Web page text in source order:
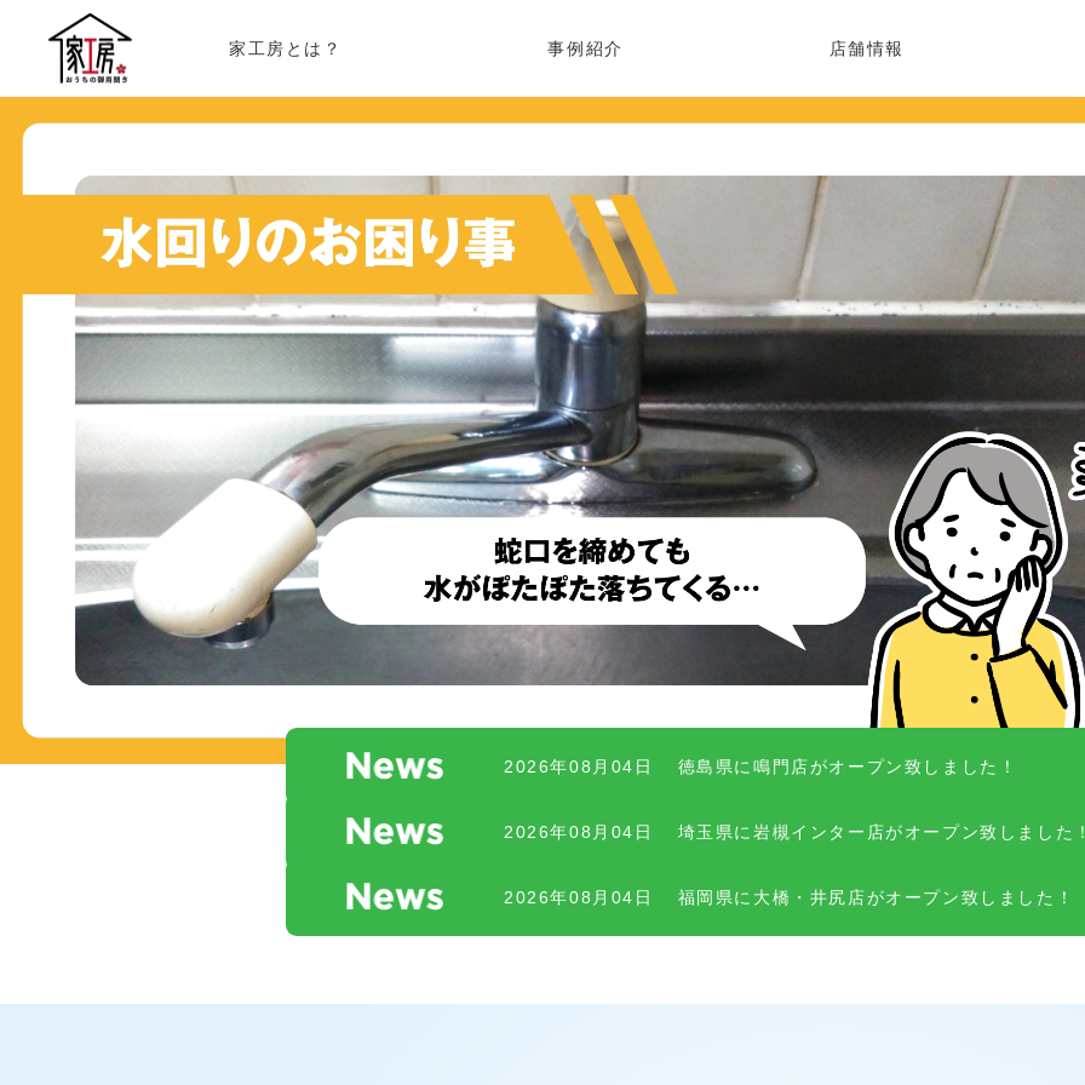
家工房とは？ 事例紹介 店舗情報
2026年08月04日 徳島県に鳴門店がオープン致しました！
2026年08月04日 埼玉県に岩槻インター店がオープン致しました
2026年08月04日 福岡県に大橋・井尻店がオープン致しました！